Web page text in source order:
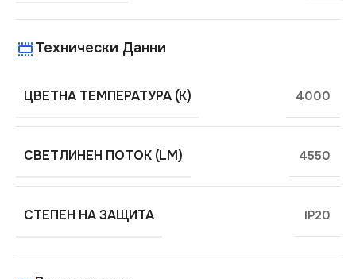
Технически Данни
ЦВЕТНА ТЕМПЕРАТУРА (K) 4000
СВЕТЛИНЕН ПОТОК (LM) 4550
СТЕПЕН НА ЗАЩИТА IP20